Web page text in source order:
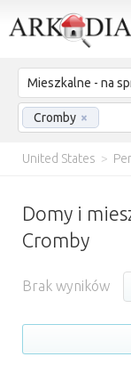
Mieszkalne - na
Cromby ×
United States >
Domy i
Cromby
Brak wyników